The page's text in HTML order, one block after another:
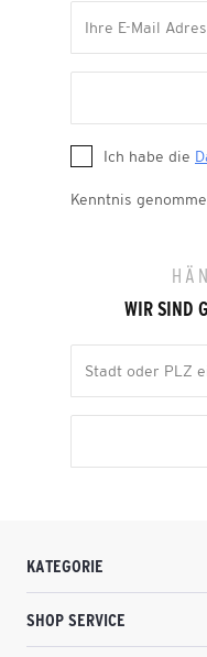
Ich habe die
Kenntnis
WIR SIND
KATEGORIE
SHOP SERVICE